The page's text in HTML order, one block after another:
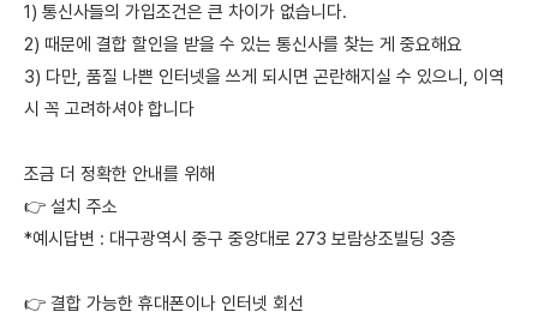
1) 통신사들의 가입조건은 큰 차이가 없습니다.
2) 때문에 결합 할인을 받을 수 있는 통신사를 찾는 게 중요해요
3) 다만, 품질 나쁜 인터넷을 쓰게 되시면 곤란해지실 수 있으니, 이역
시 꼭 고려하셔야 합니다
조금 더 정확한 안내를 위해
👉 설치 주소
*예시답변 : 대구광역시 중구 중앙대로 273 보람상조빌딩 3층
👉 결합 가능한 휴대폰이나 인터넷 회선